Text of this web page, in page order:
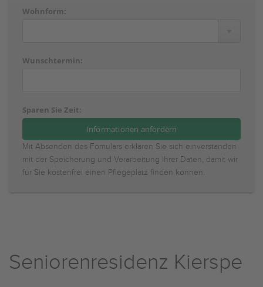
Wohnform:
Wunschtermin:
Sparen Sie Zeit:
Mit Absenden des Fomulars erklären Sie sich einverstanden
mit der Speicherung und Verarbeitung Ihrer Daten, damit wir
für Sie kostenfrei einen Pflegeplatz finden können.
Seniorenresidenz Kierspe